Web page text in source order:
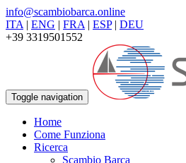
info@scambiobarca.online
ITA | ENG | FRA | ESP| DEU
+39 3319501552
Toggle navigation
Home
Come Funziona
Ricerca
Scambio Barca